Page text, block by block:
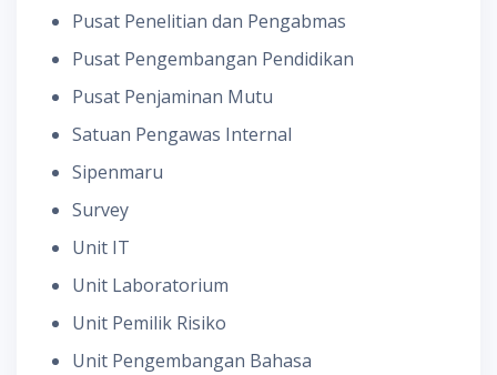
Pusat Penelitian dan Pengabmas
Pusat Pengembangan Pendidikan
Pusat Penjaminan Mutu
Satuan Pengawas Internal
Sipenmaru
Survey
Unit IT
Unit Laboratorium
Unit Pemilik Risiko
Unit Pengembangan Bahasa